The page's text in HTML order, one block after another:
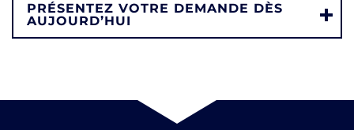
PRÉSENTEZ VOTRE DEMANDE DÈS
AUJOURD’HUI